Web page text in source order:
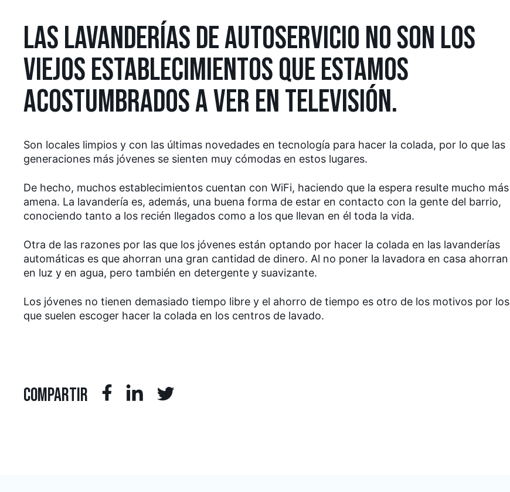
LAS LAVANDERÍAS DE AUTOSERVICIO NO SON LOS
VIEJOS ESTABLECIMIENTOS QUE ESTAMOS
ACOSTUMBRADOS A VER EN TELEVISIÓN.
Son locales limpios y con las últimas novedades en tecnología para hacer la colada, por lo que las
generaciones más jóvenes se sienten muy cómodas en estos lugares.
De hecho, muchos establecimientos cuentan con WiFi, haciendo que la espera resulte mucho más
amena. La lavandería es, además, una buena forma de estar en contacto con la gente del barrio,
conociendo tanto a los recién llegados como a los que llevan en él toda la vida.
Otra de las razones por las que los jóvenes están optando por hacer la colada en las lavanderías
automáticas es que ahorran una gran cantidad de dinero. Al no poner la lavadora en casa ahorran
en luz y en agua, pero también en detergente y suavizante.
Los jóvenes no tienen demasiado tiempo libre y el ahorro de tiempo es otro de los motivos por los
que suelen escoger hacer la colada en los centros de lavado.
COMPARTIR